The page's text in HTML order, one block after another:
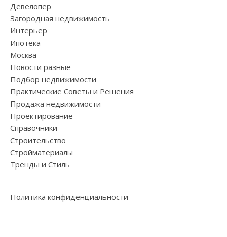
Девелопер
Загородная недвижимость
Интерьер
Ипотека
Москва
Новости разные
Подбор недвижимости
Практические Советы и Решения
Продажа недвижимости
Проектирование
Справочники
Строительство
Стройматериалы
Тренды и Стиль
Политика конфиденциальности